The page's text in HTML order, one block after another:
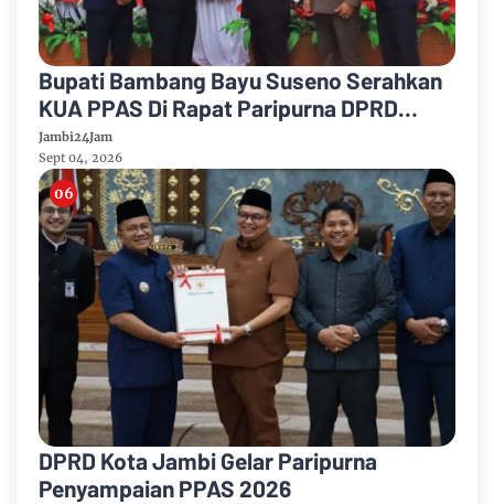
Bupati Bambang Bayu Suseno Serahkan
KUA PPAS Di Rapat Paripurna DPRD
Muarojambi
Jambi24Jam
Sept 04, 2026
DPRD Kota Jambi Gelar Paripurna
Penyampaian PPAS 2026